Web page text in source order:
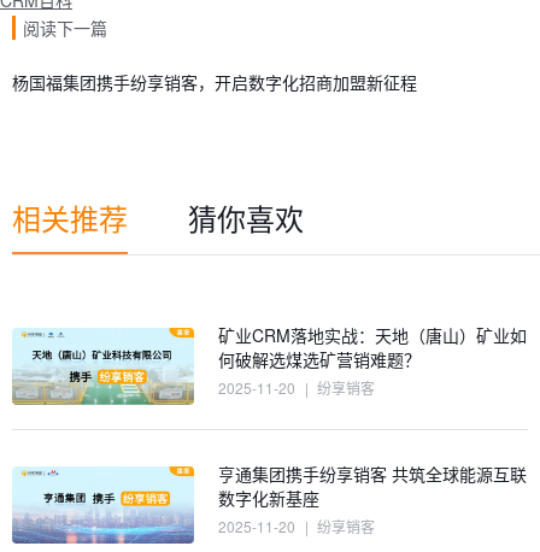
阅读下一篇
杨国福集团携手纷享销客，开启数字化招商加盟新征程
相关推荐 猜你喜欢
矿业CRM落地实战：天地（唐山）矿业如
何破解选煤选矿营销难题？
2025-11-20 | 纷享销客
亨通集团携手纷享销客 共筑全球能源互联
数字化新基座
2025-11-20 | 纷享销客